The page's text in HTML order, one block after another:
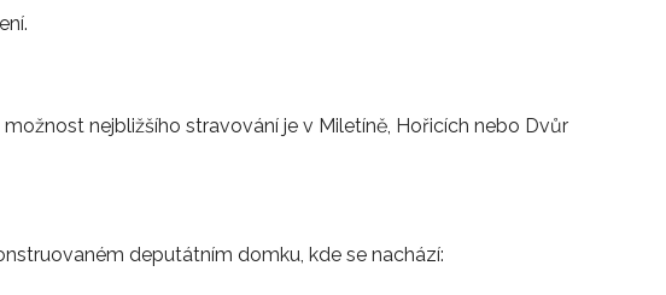
nejbližšího stravování je v Miletíně, Hořicích nebo Dvůr
deputátním domku, kde se nachází: